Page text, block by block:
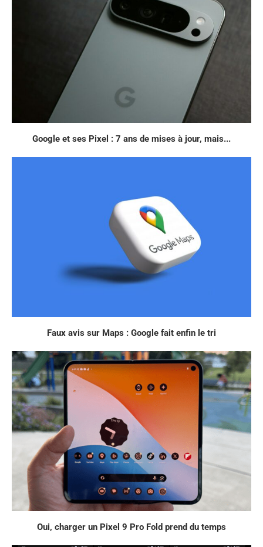
Google et ses Pixel : 7 ans de mises à jour, mais...
Faux avis sur Maps : Google fait enfin le tri
Oui, charger un Pixel 9 Pro Fold prend du temps